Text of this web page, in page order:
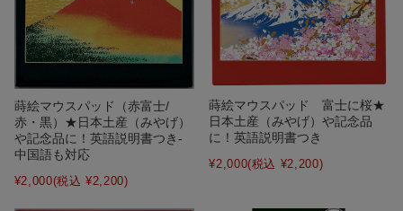
蒔絵マウスパッド（赤富士/
赤・黒）★日本土産（みやげ）
や記念品に！英語説明書つき-
中国語も対応
¥2,000(税込 ¥2,200)
蒔絵マウスパッド 富士に桜★
日本土産（みやげ）や記念品
に！英語説明書つき
¥2,000(税込 ¥2,200)